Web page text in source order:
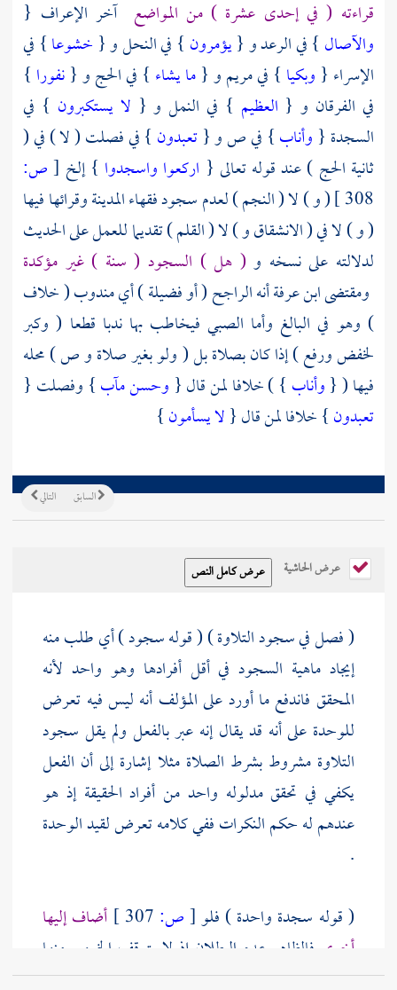
قراءته ( في إحدى عشرة ) من المواضع آخر الإعراف {
والآصال } في الرعد و {يؤمرون } في النحل و { خشوعا} في
الإسراء { وبكيا } في مريم و {ما يشاء } في الحج و {نفورا }
في الفرقان و { العظيم } في النمل و { لا يستكبرون } في
السجدة { وأناب} في ص و {تعبدون } في فصلت ( لا ) في (
ثانية الحج ) عند قوله تعالى { اركعوا واسجدوا } إلخ [ص:
308 ] ( و ) لا ( النجم ) لعدم سجود فقهاءالمدينةوقرائها فيها
( و ) لا في ( الانشقاق و ) لا ( القلم ) تقديما للعمل على الحديث
لدلالته على نسخه و ( هل ) السجود ( سنة ) غير مؤكدة
ومقتضىابن عرفةأنه الراجح ( أو فضيلة ) أي مندوب ( خلاف
) وهو في البالغ وأما الصبي فيخاطب بها ندبا قطعا ( وكبر
لخفض ورفع ) إذا كان بصلاة بل ( ولو بغير صلاة و ص ) محله
فيها ( {وأناب } ) خلافا لمن قال { وحسن مآب} وفصلت {
تعبدون} خلافا لمن قال {لا يسأمون}
التالي السابق
عرض الحاشية
( فصل في سجود التلاوة ) ( قوله سجود ) أي طلب منه
إيجاد ماهية السجود في أقل أفرادها وهو واحد لأنه
المحقق فاندفع ما أورد علىالمؤلف أنه ليس فيه تعرض
للوحدة على أنه قد يقال إنه عبر بالفعل ولم يقل سجود
التلاوة مشروط بشرط الصلاة مثلا إشارة إلى أن الفعل
يكفي في تحقق مدلوله واحد من أفراد الحقيقة إذ هو
عندهم له حكم النكرات ففي كلامه تعرض لقيد الوحدة
.
( قوله سجدة واحدة ) فلو[ص:
أضاف إليها
أخرى فالظاهر عدم البطلان إذ لا يتوقف الخروج منها
على سلام .